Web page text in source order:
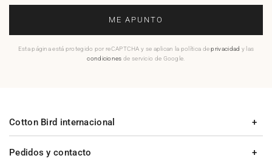
ME APUNTO
Esta página está protegido por reCAPTCHA y se aplican la política deprivacidad y las
condiciones de servicio de Google.
Pedidos y contacto
Cotton Bird internacional